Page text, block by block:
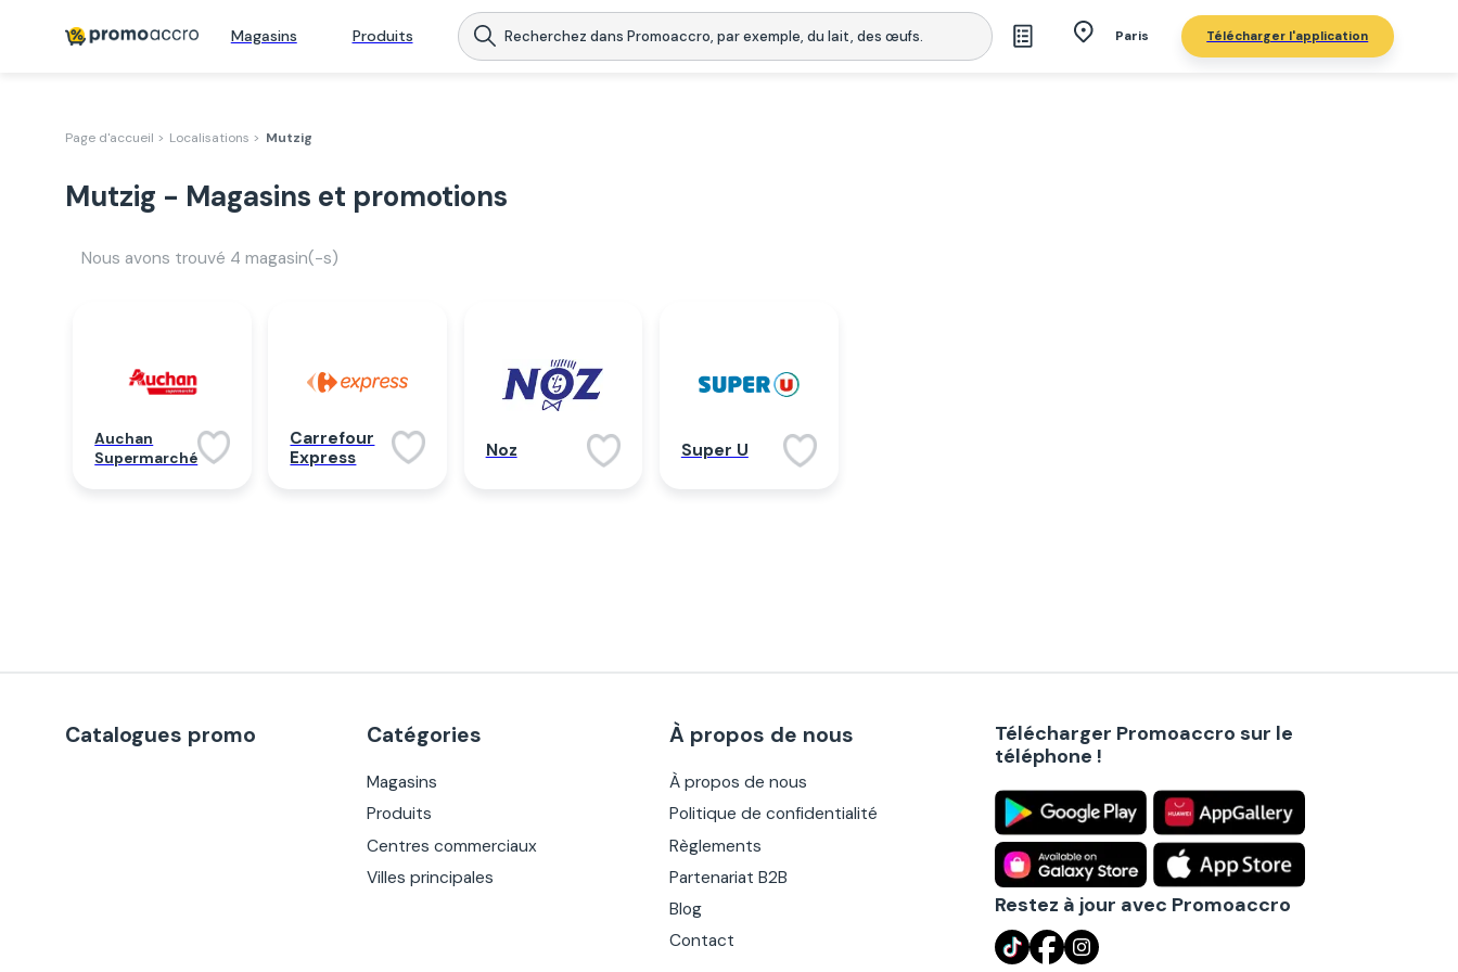
Magasins Produits Paris Télécharger l'application
Page d'accueil > Localisations > Mutzig
Mutzig - Magasins et promotions
Nous avons trouvé 4 magasin(-s)
Auchan
Supermarché
Carrefour
Express
Noz Super U
Catalogues promo Catégories
Magasins
Produits
Centres commerciaux
Villes principales
À propos de nous
À propos de nous
Politique de confidentialité
Règlements
Partenariat B2B
Blog
Contact
Télécharger Promoaccro sur le
téléphone !
Restez à jour avec Promoaccro